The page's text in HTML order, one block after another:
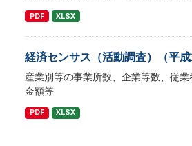
PDF XLSX
経済センサス（活動調査）（平成
産業別等の事業所数、企業等数、従業
金額等
PDF XLSX